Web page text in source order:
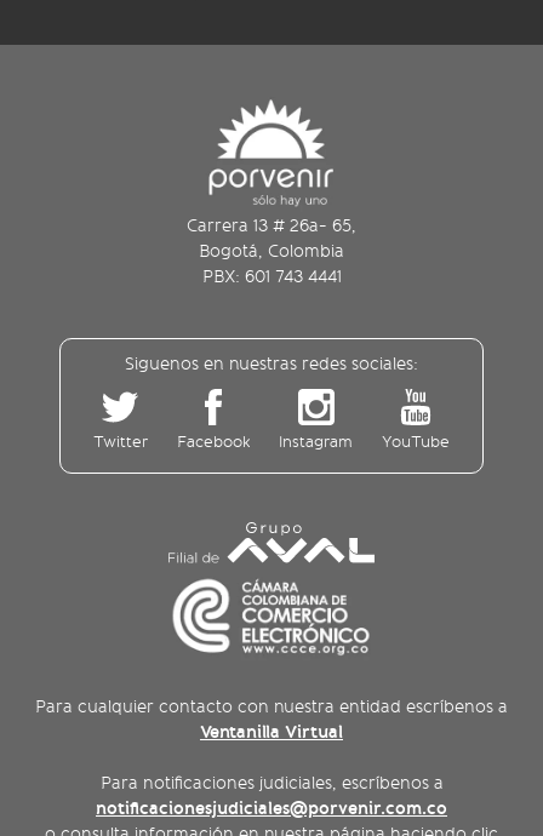
Carrera 13 # 26a- 65,
Bogotá, Colombia
PBX: 601 743 4441
Siguenos en nuestras redes sociales:
Twitter Facebook Instagram YouTube
Para cualquier contacto con nuestra entidad escríbenos a
Ventanilla Virtual
Para notificaciones judiciales, escríbenos a
notificacionesjudiciales@porvenir.com.co